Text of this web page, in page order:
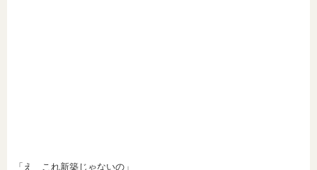
「え これ新築じゃないの」